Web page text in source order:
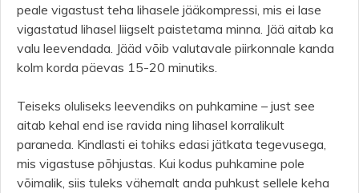
peale vigastust teha lihasele jääkompressi, mis ei lase
vigastatud lihasel liigselt paistetama minna. Jää aitab ka
valu leevendada. Jääd võib valutavale piirkonnale kanda
kolm korda päevas 15-20 minutiks.
Teiseks oluliseks leevendiks on puhkamine – just see
aitab kehal end ise ravida ning lihasel korralikult
paraneda. Kindlasti ei tohiks edasi jätkata tegevusega,
mis vigastuse põhjustas. Kui kodus puhkamine pole
võimalik, siis tuleks vähemalt anda puhkust sellele keha